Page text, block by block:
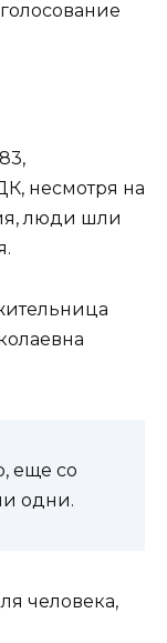
несмотря на
люди шли
еще со
одни.
человека,